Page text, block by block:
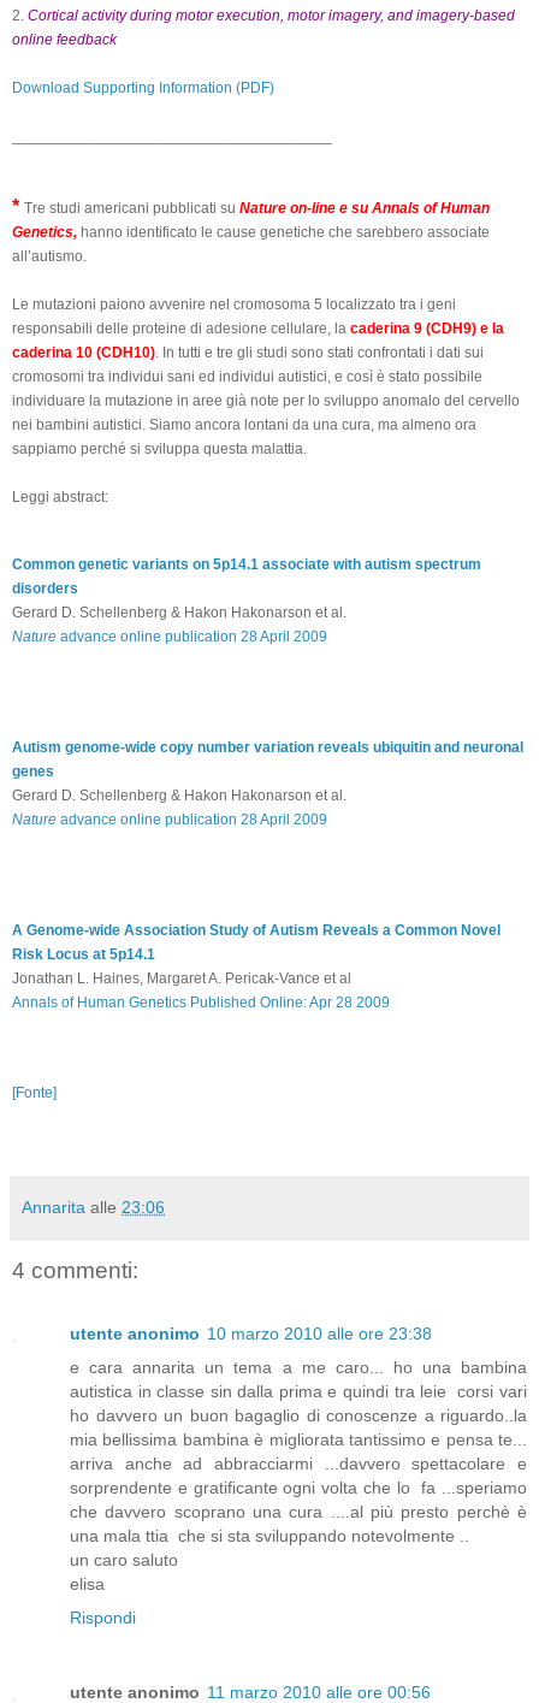
2. Cortical activity during motor execution, motor imagery, and imagery-based
online feedback
Download Supporting Information (PDF)
* Tre studi americani pubblicati su Nature on-line e su Annals of Human
Genetics, hanno identificato le cause genetiche che sarebbero associate
all’autismo.
Le mutazioni paiono avvenire nel cromosoma 5 localizzato tra i geni
responsabili delle proteine di adesione cellulare, la caderina 9 (CDH9) e la
caderina 10 (CDH10). In tutti e tre gli studi sono stati confrontati i dati sui
cromosomi tra individui sani ed individui autistici, e così è stato possibile
individuare la mutazione in aree già note per lo sviluppo anomalo del cervello
nei bambini autistici. Siamo ancora lontani da una cura, ma almeno ora
sappiamo perché si sviluppa questa malattia.
Leggi abstract:
Common genetic variants on 5p14.1 associate with autism spectrum
disorders
Gerard D. Schellenberg & Hakon Hakonarson et al.
Nature advance online publication 28 April 2009
Autism genome-wide copy number variation reveals ubiquitin and neuronal
genes
Gerard D. Schellenberg & Hakon Hakonarson et al.
Nature advance online publication 28 April 2009
A Genome-wide Association Study of Autism Reveals a Common Novel
Risk Locus at 5p14.1
Jonathan L. Haines, Margaret A. Pericak-Vance et al
Annals of Human Genetics Published Online: Apr 28 2009
[Fonte]
Annarita alle 23:06
4 commenti:
utente anonimo 10 marzo 2010 alle ore 23:38
e cara annarita un tema a me caro... ho una bambina
autistica in classe sin dalla prima e quindi tra leie corsi vari
ho davvero un buon bagaglio di conoscenze a riguardo..la
mia bellissima bambina è migliorata tantissimo e pensa te...
arriva anche ad abbracciarmi ...davvero spettacolare e
sorprendente e gratificante ogni volta che lo fa ...speriamo
che davvero scoprano una cura ....al più presto perchè è
una mala ttia che si sta sviluppando notevolmente ..
un caro saluto
elisa
Rispondi
utente anonimo 11 marzo 2010 alle ore 00:56